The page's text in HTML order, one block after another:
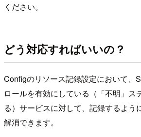
ください。
どう対応すればいいの？
Configのリソース記録設定において、
ロールを有効にしている（「不明」ス
る）サービスに対して、記録するよう
解消できます。